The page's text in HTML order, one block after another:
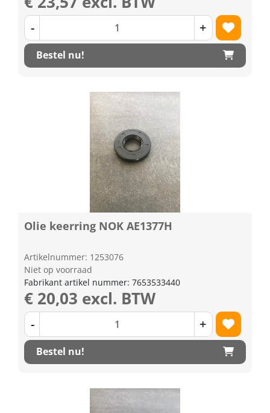
- +
Bestel nu!
Olie keerring NOK AE1377H
Artikelnummer: 1253076
Niet op voorraad
Fabrikant artikel nummer: 7653533440
€ 20,03 excl. BTW
- +
Bestel nu!